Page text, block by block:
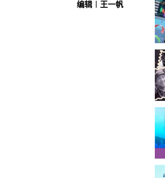
编辑︱王一帆